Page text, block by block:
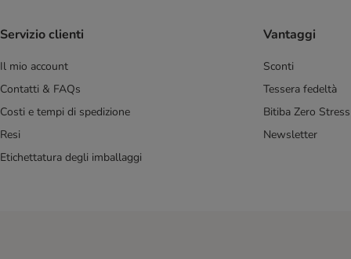
Servizio clienti
Il mio account
Contatti & FAQs
Costi e tempi di spedizione
Resi
Etichettatura degli imballaggi
Vantaggi
Sconti
Tessera fedeltà
Bitiba Zero Stress
Newsletter